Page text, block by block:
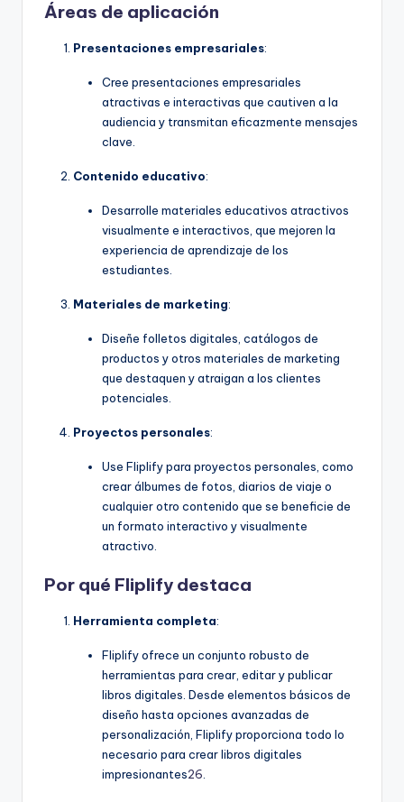
Áreas de aplicación
Presentaciones empresariales:
Cree presentaciones empresariales
atractivas e interactivas que cautiven a la
audiencia y transmitan eficazmente mensajes
clave.
Contenido educativo:
Desarrolle materiales educativos atractivos
visualmente e interactivos, que mejoren la
experiencia de aprendizaje de los
estudiantes.
Materiales de marketing:
Diseñe folletos digitales, catálogos de
productos y otros materiales de marketing
que destaquen y atraigan a los clientes
potenciales.
Proyectos personales:
Use Fliplify para proyectos personales, como
crear álbumes de fotos, diarios de viaje o
cualquier otro contenido que se beneficie de
un formato interactivo y visualmente
atractivo.
Por qué Fliplify destaca
Herramienta completa:
Fliplify ofrece un conjunto robusto de
herramientas para crear, editar y publicar
libros digitales. Desde elementos básicos de
diseño hasta opciones avanzadas de
personalización, Fliplify proporciona todo lo
necesario para crear libros digitales
impresionantes26.